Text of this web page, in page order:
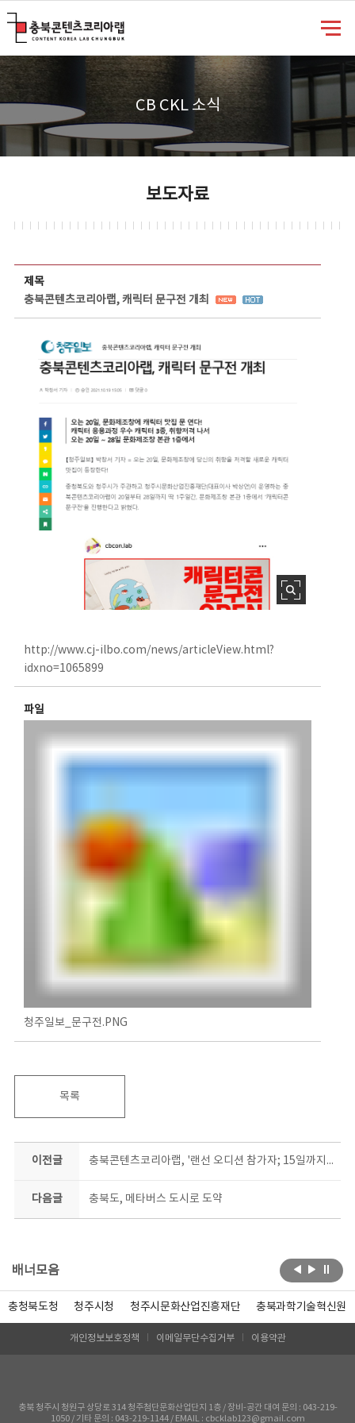
CB CKL 소식
보도자료
제목
충북콘텐츠코리아랩, 캐릭터 문구전 개최
http://www.cj-ilbo.com/news/articleView.html?
idxno=1065899
파일
청주일보_문구전.PNG
목록
이전글 충북콘텐츠코리아랩, '랜선 오디션 참가자; 15일까지 접수
다음글 충북도, 메타버스 도시로 도약
배너모음
충청북도청 청주시청 청주시문화산업진흥재단 충북과학기술혁신원
개인정보보호정책 이메일무단수집거부 이용약관
충북 청주시 청원구 상당로 314 청주첨단문화산업단지 1층 / 장비-공간 대여 문의 : 043-219-
1050 / 기타 문의 : 043-219-1144 / EMAIL : cbcklab123@gmail.com